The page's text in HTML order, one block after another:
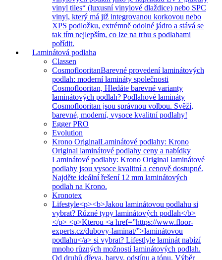
vinyl tiles“ (luxusní vinylové dlaždice) nebo SPC
vinyl, který má již integrovanou korkovou nebo
XPS podložku, extrémně odolné jádro a stává se
tak tím nejlepším, co lze na trhu s podlahami
pořídit.
Laminátová podlaha
Classen
CosmoflooritanBarevné provedení laminátových
podlah: moderní lamináty společnosti
Cosmoflooritan, Hledáte barevné varianty
laminátových podlah? Podlahové lamináty
Cosmoflooritan jsou správnou volbou. Svěží,
barevné, moderní, vysoce kvalitní podlahy!
Egger PRO
Evolution
Krono OriginalLaminátové podlahy: Krono
Original laminátové podlahy ceny a nabídky
Laminátové podlahy: Krono Original laminátové
podlahy jsou vysoce kvalitní a cenově dostupné.
Najděte ideální řešení 12 mm laminátových
podlah na Krono.
Kronotex
Lifestyle<p><b>Jakou laminátovou podlahu si
vybrat? Různé typy laminátových podlah</b>
</p> <p>Kterou <a href=”https://www.floor-
experts.cz/dubovy-laminat/”>laminátovou
podlahu</a> si vybrat? Lifestlyle laminát nabízí
mnoho různých možností laminátových podlah.
Od druhů dřeva, barvy, odstínu a tónu. Výběr